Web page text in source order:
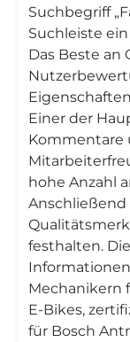
Suchbegriff
Suchleiste
Das Beste an
Einer der
Kommentare
hohe Anzahl
Anschließend
festhalten.
Mechanikern
E-Bikes,
für Bosch